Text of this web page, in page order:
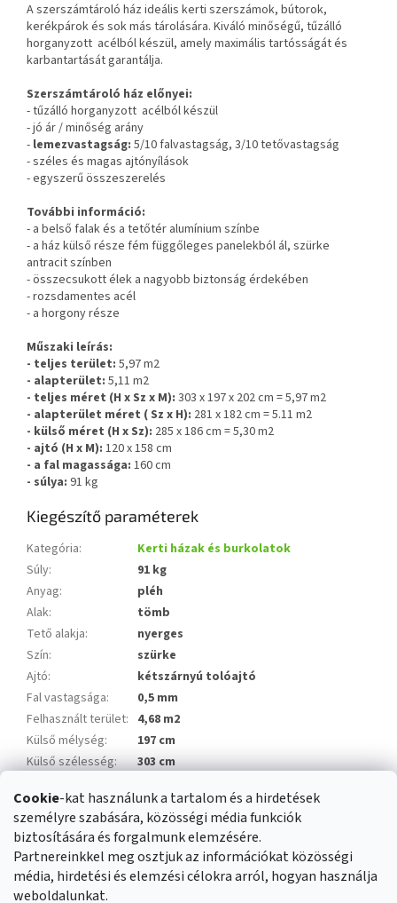
Cookie-kat használunk a tartalom és a hirdetések
személyre szabására, közösségi média funkciók
biztosítására és forgalmunk elemzésére.
Partnereinkkel meg osztjuk az információkat közösségi
média, hirdetési és elemzési célokra arról, hogyan használja
weboldalunkat.
A szerszámtároló ház ideális kerti szerszámok, bútorok,
kerékpárok és sok más tárolására. Kiváló minőségű, tűzálló
horganyzott acélból készül, amely maximális tartósságát és
karbantartását garantálja.
Szerszámtároló ház előnyei:
- tűzálló horganyzott acélból készül
- jó ár / minőség arány
- lemezvastagság: 5/10 falvastagság, 3/10 tetővastagság
- széles és magas ajtónyílások
- egyszerű összeszerelés
További információ:
- a belső falak és a tetőtér alumínium színbe
- a ház külső része fém függőleges panelekból ál, szürke
antracit színben
- összecsukott élek a nagyobb biztonság érdekében
- rozsdamentes acél
- a horgony része
Műszaki leírás:
- teljes terület: 5,97 m2
- alapterület: 5,11 m2
- teljes méret (H x Sz x M): 303 x 197 x 202 cm = 5,97 m2
- alapterület méret ( Sz x H): 281 x 182 cm = 5.11 m2
- külső méret (H x Sz): 285 x 186 cm = 5,30 m2
- ajtó (H x M): 120 x 158 cm
- a fal magassága: 160 cm
- súlya: 91 kg
Kiegészítő paraméterek
Kategória:
Kerti házak és burkolatok
Súly:
91 kg
Anyag:
pléh
Alak:
tömb
Tető alakja:
nyerges
Szín:
szürke
Ajtó:
kétszárnyú tolóajtó
Fal vastagsága:
0,5 mm
Felhasznált terület: 4,68 m2
Külső mélység:
197 cm
Külső szélesség:
303 cm
Szerszámház:
igen
A tétel elfogyott…